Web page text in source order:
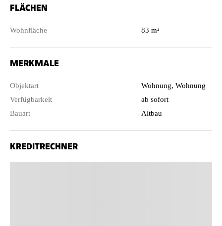
FLÄCHEN
Wohnfläche 83 m²
MERKMALE
Objektart
Wohnung, Wohnung
Verfügbarkeit
ab sofort
Bauart
Altbau
KREDITRECHNER